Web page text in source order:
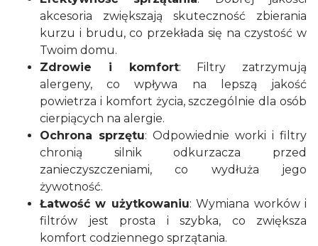
akcesoria zwiększają skuteczność zbierania
kurzu i brudu, co przekłada się na czystość w
Twoim domu.
Zdrowie i komfort: Filtry zatrzymują
alergeny, co wpływa na lepszą jakość
powietrza i komfort życia, szczególnie dla osób
cierpiących na alergie.
Ochrona sprzętu: Odpowiednie worki i filtry
chronią silnik odkurzacza przed
zanieczyszczeniami, co wydłuża jego
żywotność.
Łatwość w użytkowaniu: Wymiana worków i
filtrów jest prosta i szybka, co zwiększa
komfort codziennego sprzątania.